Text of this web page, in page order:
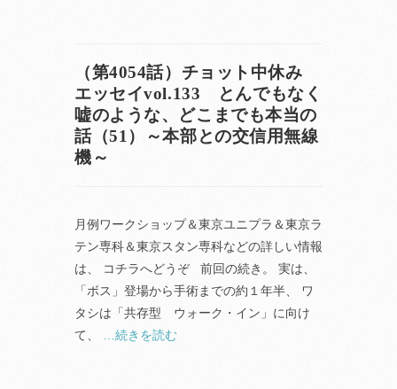
（第4054話）チョット中休み
エッセイvol.133 とんでもなく
嘘のような、どこまでも本当の
話（51）～本部との交信用無線
機～
月例ワークショップ＆東京ユニプラ＆東京ラ
テン専科＆東京スタン専科などの詳しい情報
は、 コチラへどうぞ 前回の続き。 実は、
「ボス」登場から手術までの約１年半、 ワ
タシは「共存型 ウォーク・イン」に向け
て、
…続きを読む